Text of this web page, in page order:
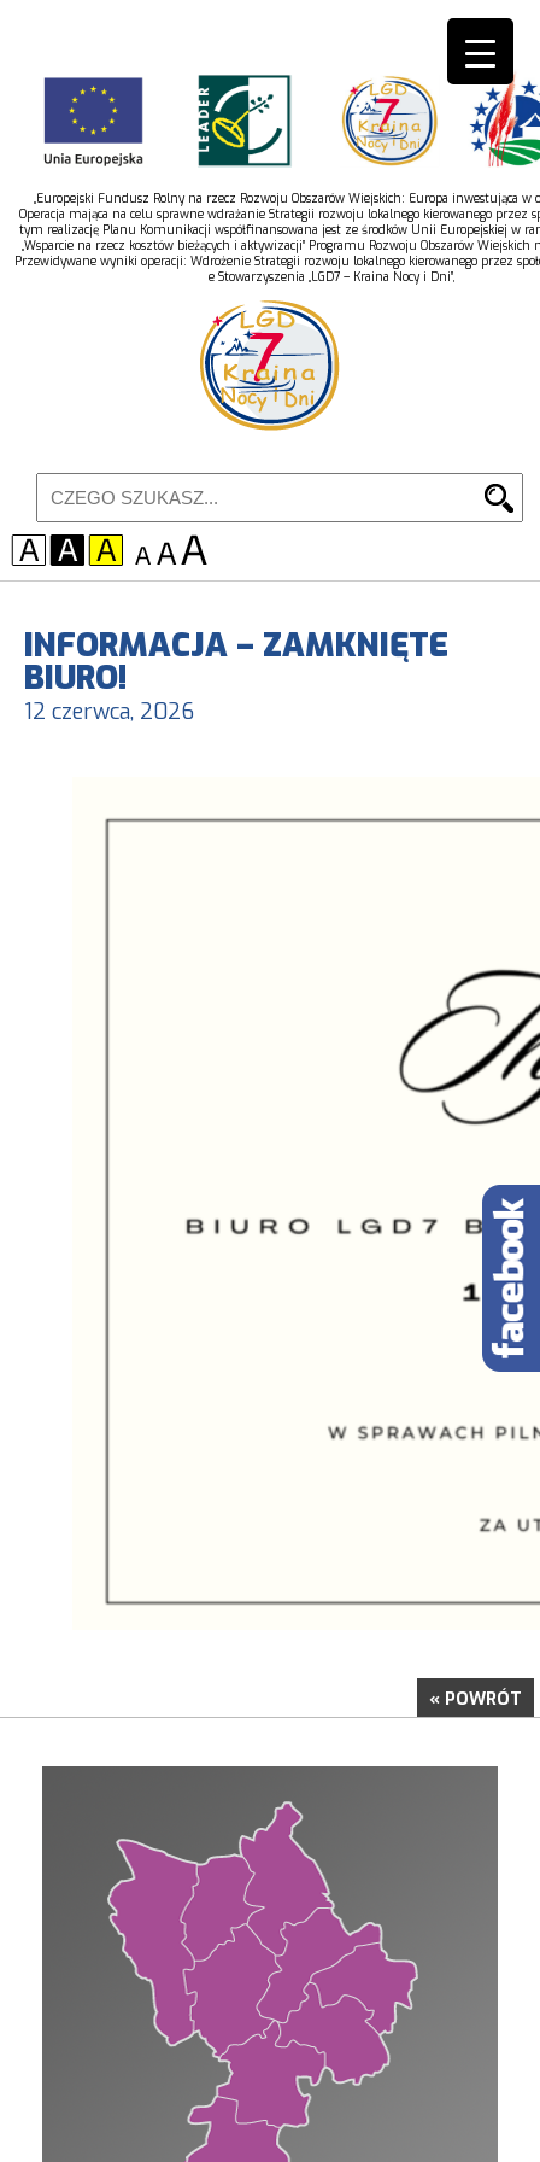
„Europejski Fundusz Rolny na rzecz Rozwoju Obszarów Wiejskich: Europa inwestująca w
Operacja mająca na celu sprawne wdrażanie Strategii rozwoju lokalnego kierowanego przez
tym realizację Planu Komunikacji współfinansowana jest ze środków Unii Europejskiej w
„Wsparcie na rzecz kosztów bieżących i aktywizacji” Programu Rozwoju Obszarów Wiejskich
Przewidywane wyniki operacji: Wdrożenie Strategii rozwoju lokalnego kierowanego przez
e Stowarzyszenia „LGD7 – Kraina Nocy i Dni”,
INFORMACJA – ZAMKNIĘTE
BIURO!
12 czerwca, 2026
« POWRÓT